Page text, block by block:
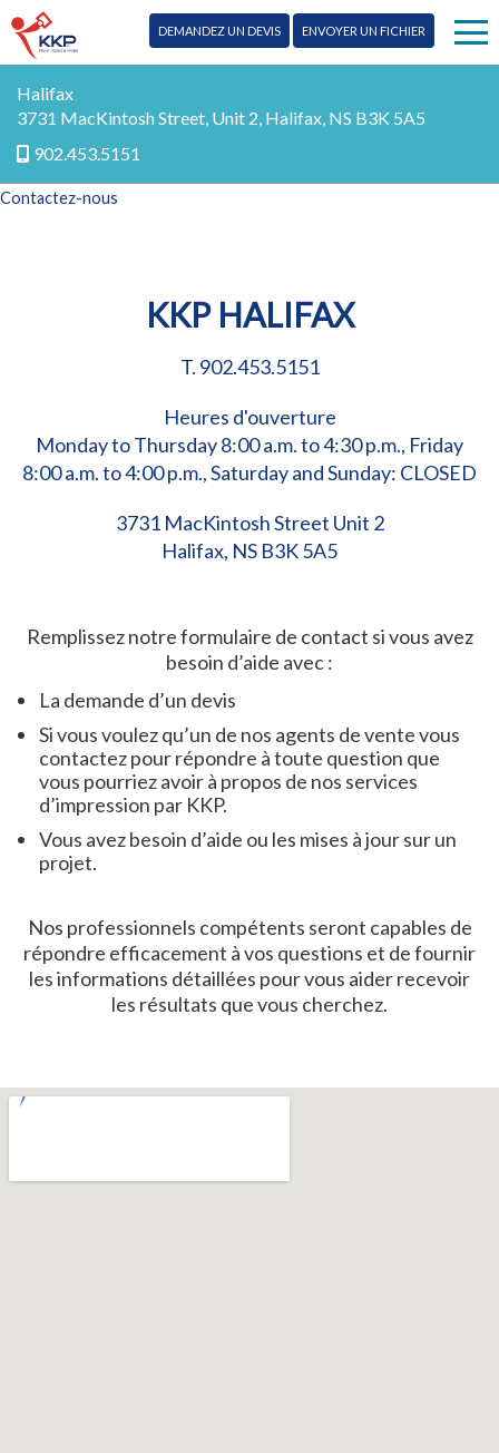
DEMANDEZ UN DEVIS ENVOYER UN FICHIER
Conception
Promotion
Marketing
Numérique
Tous les services
Blog
Contactez-nous
EN
Halifax
3731 MacKintosh Street, Unit 2, Halifax, NS B3K 5A5
902.453.5151
Contactez-nous
KKP HALIFAX
T. 902.453.5151
Heures d'ouverture
Monday to Thursday 8:00 a.m. to 4:30 p.m., Friday
8:00 a.m. to 4:00 p.m., Saturday and Sunday: CLOSED
3731 MacKintosh Street Unit 2
Halifax, NS B3K 5A5
Remplissez notre formulaire de contact si vous avez
besoin d’aide avec :
La demande d’un devis
Si vous voulez qu’un de nos agents de vente vous
contactez pour répondre à toute question que
vous pourriez avoir à propos de nos services
d’impression par KKP.
Vous avez besoin d’aide ou les mises à jour sur un
projet.
Nos professionnels compétents seront capables de
répondre efficacement à vos questions et de fournir
les informations détaillées pour vous aider recevoir
les résultats que vous cherchez.